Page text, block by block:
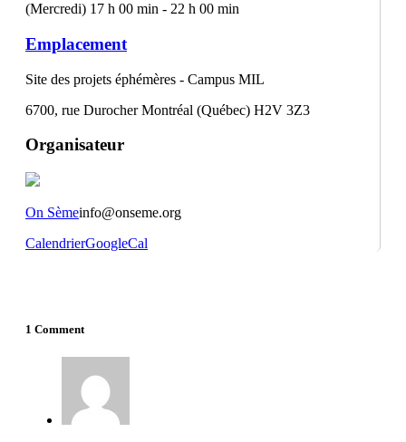
(Mercredi) 17 h 00 min - 22 h 00 min
Emplacement
Site des projets éphémères - Campus MIL
6700, rue Durocher Montréal (Québec) H2V 3Z3
Organisateur
On Sèmeinfo@onseme.org
CalendrierGoogleCal
1 Comment